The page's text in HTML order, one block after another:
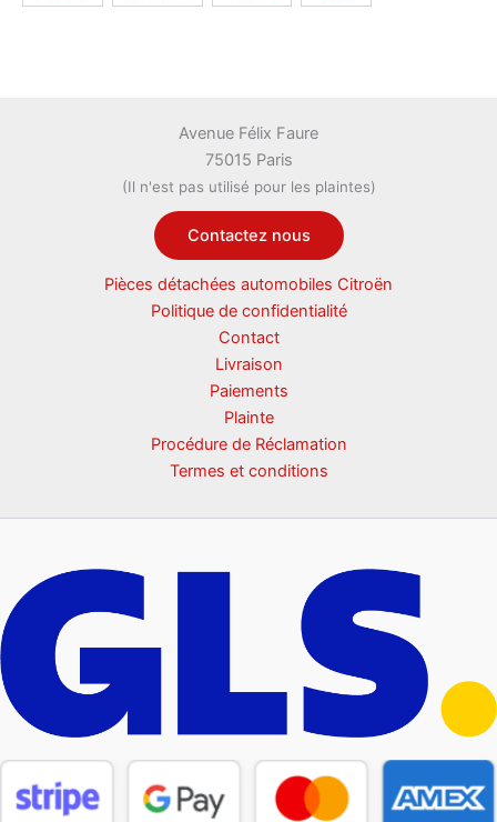
Avenue Félix Faure
75015 Paris
(Il n'est pas utilisé pour les plaintes)
Contactez nous
Pièces détachées automobiles Citroën
Politique de confidentialité
Contact
Livraison
Paiements
Plainte
Procédure de Réclamation
Termes et conditions